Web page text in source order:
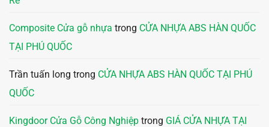
Composite Cửa gỗ nhựa trong CỬA NHỰA ABS HÀN QUỐC
TẠI PHÚ QUỐC
Trần tuấn long trong CỬA NHỰA ABS HÀN QUỐC TẠI PHÚ
QUỐC
Kingdoor Cửa Gỗ Công Nghiệp trong GIÁ CỬA NHỰA TẠI